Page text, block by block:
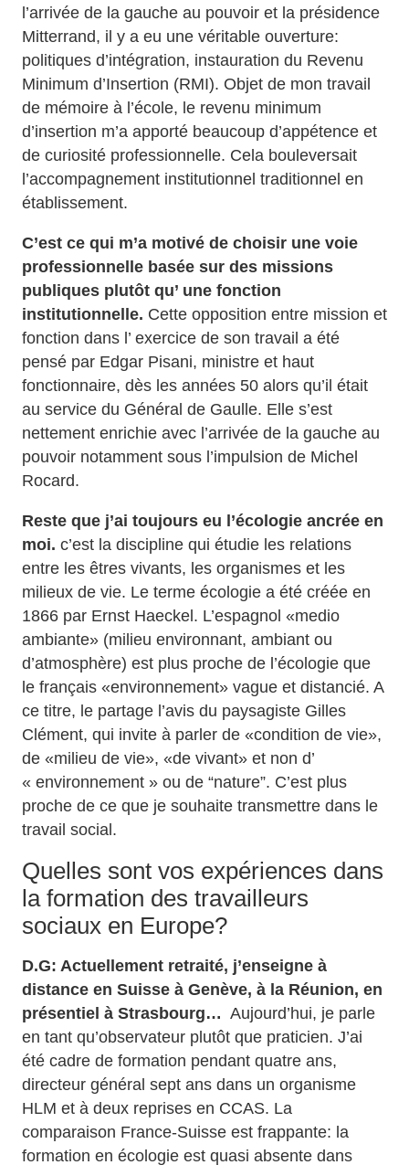
l’arrivée de la gauche au pouvoir et la présidence
Mitterrand, il y a eu une véritable ouverture:
politiques d’intégration, instauration du Revenu
Minimum d’Insertion (RMI). Objet de mon travail
de mémoire à l’école, le revenu minimum
d’insertion m’a apporté beaucoup d’appétence et
de curiosité professionnelle. Cela bouleversait
l’accompagnement institutionnel traditionnel en
établissement.
C’est ce qui m’a motivé de choisir une voie
professionnelle basée sur des missions
publiques plutôt qu’ une fonction
institutionnelle. Cette opposition entre mission et
fonction dans l’ exercice de son travail a été
pensé par Edgar Pisani, ministre et haut
fonctionnaire, dès les années 50 alors qu’il était
au service du Général de Gaulle. Elle s’est
nettement enrichie avec l’arrivée de la gauche au
pouvoir notamment sous l’impulsion de Michel
Rocard.
Reste que j’ai toujours eu l’écologie ancrée en
moi. c’est la discipline qui étudie les relations
entre les êtres vivants, les organismes et les
milieux de vie. Le terme écologie a été créée en
1866 par Ernst Haeckel. L’espagnol «medio
ambiante» (milieu environnant, ambiant ou
d’atmosphère) est plus proche de l’écologie que
le français «environnement» vague et distancié. A
ce titre, le partage l’avis du paysagiste Gilles
Clément, qui invite à parler de «condition de vie»,
de «milieu de vie», «de vivant» et non d’
« environnement » ou de “nature”. C’est plus
proche de ce que je souhaite transmettre dans le
travail social.
Quelles sont vos expériences dans
la formation des travailleurs
sociaux en Europe?
D.G: Actuellement retraité, j’enseigne à
distance en Suisse à Genève, à la Réunion, en
présentiel à Strasbourg… Aujourd’hui, je parle
en tant qu’observateur plutôt que praticien. J’ai
été cadre de formation pendant quatre ans,
directeur général sept ans dans un organisme
HLM et à deux reprises en CCAS. La
comparaison France-Suisse est frappante: la
formation en écologie est quasi absente dans